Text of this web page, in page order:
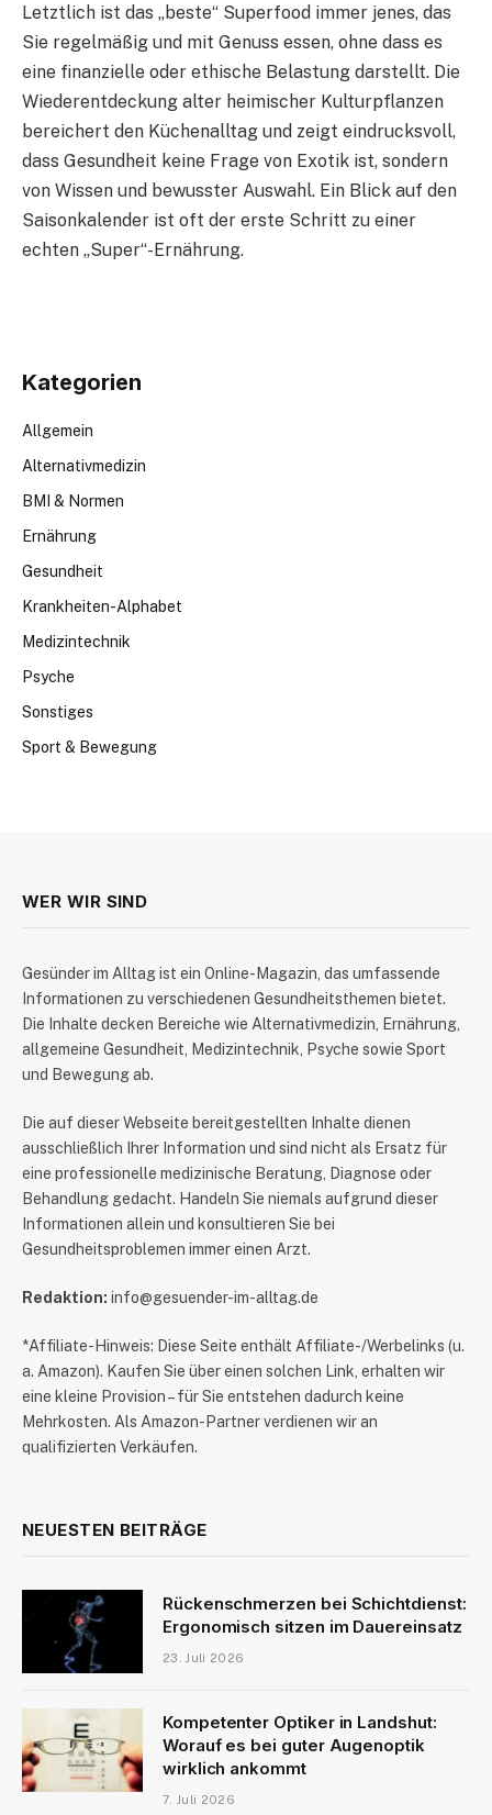
Letztlich ist das „beste“ Superfood immer jenes, das
Sie regelmäßig und mit Genuss essen, ohne dass es
eine finanzielle oder ethische Belastung darstellt. Die
Wiederentdeckung alter heimischer Kulturpflanzen
bereichert den Küchenalltag und zeigt eindrucksvoll,
dass Gesundheit keine Frage von Exotik ist, sondern
von Wissen und bewusster Auswahl. Ein Blick auf den
Saisonkalender ist oft der erste Schritt zu einer
echten „Super“-Ernährung.
Kategorien
Allgemein
Alternativmedizin
BMI & Normen
Ernährung
Gesundheit
Krankheiten-Alphabet
Medizintechnik
Psyche
Sonstiges
Sport & Bewegung
WER WIR SIND
​Gesünder im Alltag ist ein Online-Magazin, das umfassende
Informationen zu verschiedenen Gesundheitsthemen bietet.
Die Inhalte decken Bereiche wie Alternativmedizin, Ernährung,
allgemeine Gesundheit, Medizintechnik, Psyche sowie Sport
und Bewegung ab.
Die auf dieser Webseite bereitgestellten Inhalte dienen
ausschließlich Ihrer Information und sind nicht als Ersatz für
eine professionelle medizinische Beratung, Diagnose oder
Behandlung gedacht. Handeln Sie niemals aufgrund dieser
Informationen allein und konsultieren Sie bei
Gesundheitsproblemen immer einen Arzt.
Redaktion: info@gesuender-im-alltag.de
*Affiliate-Hinweis: Diese Seite enthält Affiliate-/Werbelinks (u.
a. Amazon). Kaufen Sie über einen solchen Link, erhalten wir
eine kleine Provision – für Sie entstehen dadurch keine
Mehrkosten. Als Amazon-Partner verdienen wir an
qualifizierten Verkäufen.
NEUESTEN BEITRÄGE
Rückenschmerzen bei Schichtdienst:
Ergonomisch sitzen im Dauereinsatz
23. Juli 2026
Kompetenter Optiker in Landshut:
Worauf es bei guter Augenoptik
wirklich ankommt
7. Juli 2026